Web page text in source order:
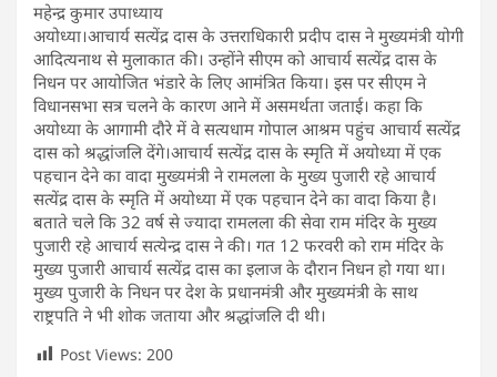
महेन्द्र कुमार उपाध्याय
अयोध्या।आचार्य सत्येंद्र दास के उत्तराधिकारी प्रदीप दास ने मुख्यमंत्री योगी
आदित्यनाथ से मुलाकात की। उन्होंने सीएम को आचार्य सत्येंद्र दास के
निधन पर आयोजित भंडारे के लिए आमंत्रित किया। इस पर सीएम ने
विधानसभा सत्र चलने के कारण आने में असमर्थता जताई। कहा कि
अयोध्या के आगामी दौरे में वे सत्यधाम गोपाल आश्रम पहुंच आचार्य सत्येंद्र
दास को श्रद्धांजलि देंगे।आचार्य सत्येंद्र दास के स्मृति में अयोध्या में एक
पहचान देने का वादा मुख्यमंत्री ने रामलला के मुख्य पुजारी रहे आचार्य
सत्येंद्र दास के स्मृति में अयोध्या में एक पहचान देने का वादा किया है।
बताते चले कि 32 वर्ष से ज्यादा रामलला की सेवा राम मंदिर के मुख्य
पुजारी रहे आचार्य सत्येन्द्र दास ने की। गत 12 फरवरी को राम मंदिर के
मुख्य पुजारी आचार्य सत्येंद्र दास का इलाज के दौरान निधन हो गया था।
मुख्य पुजारी के निधन पर देश के प्रधानमंत्री और मुख्यमंत्री के साथ
राष्ट्रपति ने भी शोक जताया और श्रद्धांजलि दी थी।
Post Views: 200